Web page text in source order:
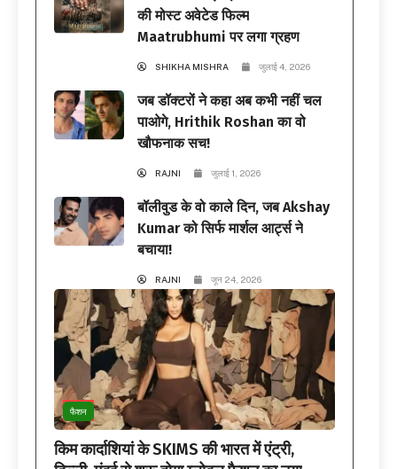
की मोस्ट अवेटेड फिल्म
Maatrubhumi पर लगा ग्रहण
SHIKHA MISHRA जुलाई 4, 2026
जब डॉक्टरों ने कहा अब कभी नहीं चल
पाओगे, Hrithik Roshan का वो
खौफनाक सच!
RAJNI जुलाई 1, 2026
बॉलीवुड के वो काले दिन, जब Akshay
Kumar को सिर्फ मार्शल आर्ट्स ने
बचाया!
RAJNI जून 24, 2026
फैशन
किम कार्दाशियां के SKIMS की भारत में एंट्री,